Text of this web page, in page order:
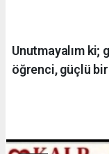
Unutmayalım ki;
öğrenci, güçlü